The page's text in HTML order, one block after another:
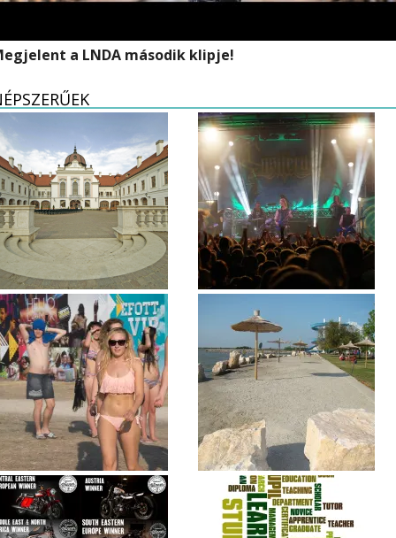
a LNDA második klipje!